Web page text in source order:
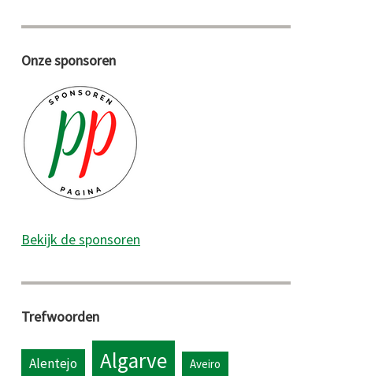
Onze sponsoren
Bekijk de sponsoren
Trefwoorden
Alentejo Algarve Aveiro